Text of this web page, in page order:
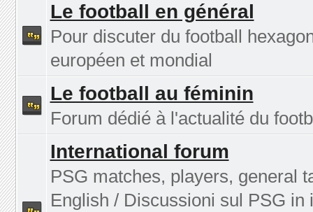
Le football en général
Pour discuter du football
européen et mondial
Le football au féminin
Forum dédié à l'actualité du
International forum
PSG matches, players, general
English / Discussioni sul PSG in